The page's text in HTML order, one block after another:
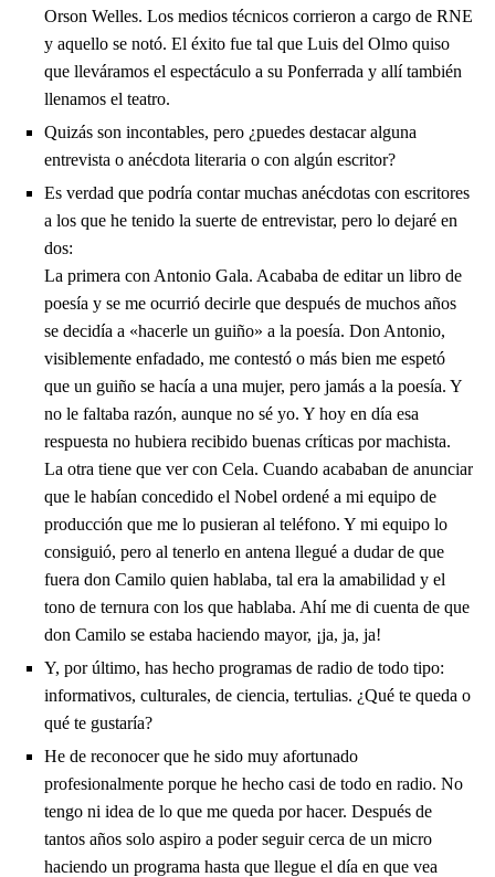
Orson Welles. Los medios técnicos corrieron a cargo de RNE
y aquello se notó. El éxito fue tal que Luis del Olmo quiso
que lleváramos el espectáculo a su Ponferrada y allí también
llenamos el teatro.
Quizás son incontables, pero ¿puedes destacar alguna
entrevista o anécdota literaria o con algún escritor?
Es verdad que podría contar muchas anécdotas con escritores
a los que he tenido la suerte de entrevistar, pero lo dejaré en
dos:
La primera con Antonio Gala. Acababa de editar un libro de
poesía y se me ocurrió decirle que después de muchos años
se decidía a «hacerle un guiño» a la poesía. Don Antonio,
visiblemente enfadado, me contestó o más bien me espetó
que un guiño se hacía a una mujer, pero jamás a la poesía. Y
no le faltaba razón, aunque no sé yo. Y hoy en día esa
respuesta no hubiera recibido buenas críticas por machista.
La otra tiene que ver con Cela. Cuando acababan de anunciar
que le habían concedido el Nobel ordené a mi equipo de
producción que me lo pusieran al teléfono. Y mi equipo lo
consiguió, pero al tenerlo en antena llegué a dudar de que
fuera don Camilo quien hablaba, tal era la amabilidad y el
tono de ternura con los que hablaba. Ahí me di cuenta de que
don Camilo se estaba haciendo mayor, ¡ja, ja, ja!
Y, por último, has hecho programas de radio de todo tipo:
informativos, culturales, de ciencia, tertulias. ¿Qué te queda o
qué te gustaría?
He de reconocer que he sido muy afortunado
profesionalmente porque he hecho casi de todo en radio. No
tengo ni idea de lo que me queda por hacer. Después de
tantos años solo aspiro a poder seguir cerca de un micro
haciendo un programa hasta que llegue el día en que vea